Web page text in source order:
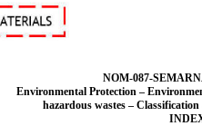
NOM-087-
Environmental Protection –
hazardous wastes –